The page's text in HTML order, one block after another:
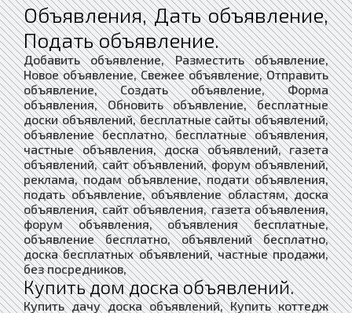
Объявления, Дать объявление,
Подать объявление.
Добавить объявление, Разместить объявление,
Новое объявление, Свежее объявление, Отправить
объявление, Создать объявление, Форма
объявления, Обновить объявление, бесплатные
доски объявлений, бесплатные сайты объявлений,
объявление бесплатно, бесплатные объявления,
частные объявления, доска объявлений, газета
объявлений, сайт объявлений, форум объявлений,
реклама, подам объявление, подати объявления,
подать объявление, объявление областям, доска
объявления, сайт объявления, газета объявления,
форум объявления, объявления бесплатные,
объявление бесплатно, объявлений бесплатно,
доска бесплатных объявлений, частные продажи,
без посредников,
Купить дом доска объявлений.
Купить дачу доска объявлений, Купить коттедж